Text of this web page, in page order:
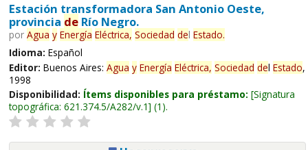
Estación transformadora San Antonio Oeste,
provincia deRío Negro.
por Agua y Energía Eléctrica, Sociedad del Estado.
Idioma: Español
Editor: Buenos Aires: Agua y Energía Eléctrica, Sociedad del Estado,
1998
Disponibilidad: Ítems disponibles para préstamo: Signatura
topográfica: 621.374.5/A282/v.1 (1).